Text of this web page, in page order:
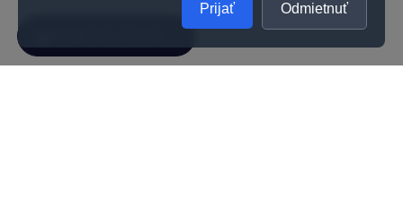
Prijať Odmietnuť